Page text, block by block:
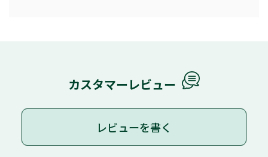
カスタマーレビュー
レビューを書く